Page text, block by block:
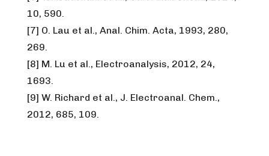
10, 590.
[7] O. Lau et al., Anal. Chim. Acta, 1993, 280,
269.
[8] M. Lu et al., Electroanalysis, 2012, 24,
1693.
[9] W. Richard et al., J. Electroanal. Chem.,
2012, 685, 109.